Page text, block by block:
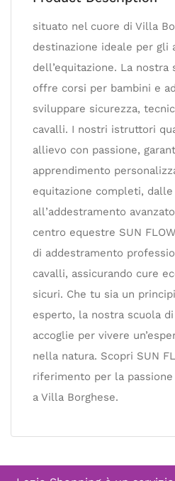
situato nel cuore di Villa
destinazione ideale per gli
dell’equitazione. La nostra
offre corsi per bambini e
sviluppare sicurezza,
cavalli. I nostri istruttori
allievo con passione,
apprendimento
equitazione completi,
all’addestramento
centro equestre SUN
di addestramento
cavalli, assicurando cure
sicuri. Che tu sia un
esperto, la nostra scuola
accoglie per vivere
nella natura. Scopri SUN
riferimento per la
a Villa Borghese.